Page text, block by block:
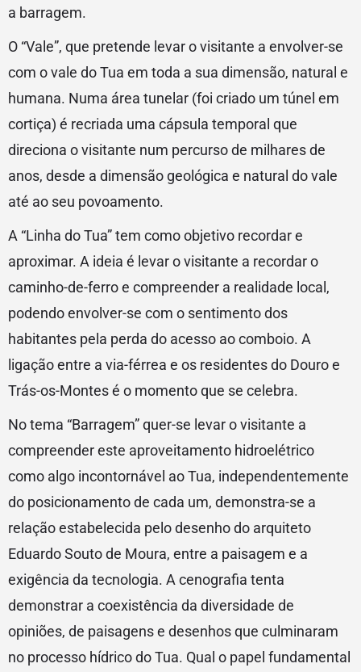
a barragem.
O “Vale”, que pretende levar o visitante a envolver-se
com o vale do Tua em toda a sua dimensão, natural e
humana. Numa área tunelar (foi criado um túnel em
cortiça) é recriada uma cápsula temporal que
direciona o visitante num percurso de milhares de
anos, desde a dimensão geológica e natural do vale
até ao seu povoamento.
A “Linha do Tua” tem como objetivo recordar e
aproximar. A ideia é levar o visitante a recordar o
caminho-de-ferro e compreender a realidade local,
podendo envolver-se com o sentimento dos
habitantes pela perda do acesso ao comboio. A
ligação entre a via-férrea e os residentes do Douro e
Trás-os-Montes é o momento que se celebra.
No tema “Barragem” quer-se levar o visitante a
compreender este aproveitamento hidroelétrico
como algo incontornável ao Tua, independentemente
do posicionamento de cada um, demonstra-se a
relação estabelecida pelo desenho do arquiteto
Eduardo Souto de Moura, entre a paisagem e a
exigência da tecnologia. A cenografia tenta
demonstrar a coexistência da diversidade de
opiniões, de paisagens e desenhos que culminaram
no processo hídrico do Tua. Qual o papel fundamental